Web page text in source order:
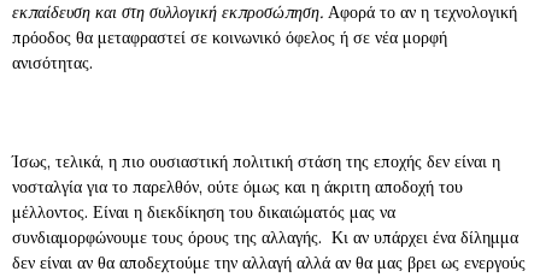
εκπαίδευση και στη συλλογική εκπροσώπηση. Αφορά το αν η τεχνολογική
πρόοδος θα μεταφραστεί σε κοινωνικό όφελος ή σε νέα μορφή
ανισότητας.
Ίσως, τελικά, η πιο ουσιαστική πολιτική στάση της εποχής δεν είναι η
νοσταλγία για το παρελθόν, ούτε όμως και η άκριτη αποδοχή του
μέλλοντος. Είναι η διεκδίκηση του δικαιώματός μας να
συνδιαμορφώνουμε τους όρους της αλλαγής. Κι αν υπάρχει ένα δίλημμα
δεν είναι αν θα αποδεχτούμε την αλλαγή αλλά αν θα μας βρει ως ενεργούς